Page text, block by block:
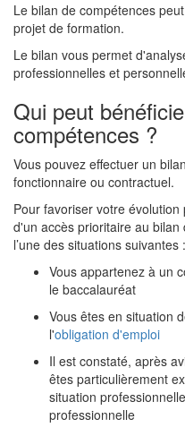
Le bilan de compétences
projet de formation.
Le bilan vous permet
professionnelles et
Qui peut
compétences ?
Vous pouvez effectuer un
fonctionnaire ou contractuel.
Pour favoriser votre
d'un accès prioritaire au
l’une des situations suivantes :
Vous appartenez à un
le baccalauréat
Vous êtes en situation
l'obligation d'emploi
Il est constaté, après
êtes particulièrement
situation
professionnelle